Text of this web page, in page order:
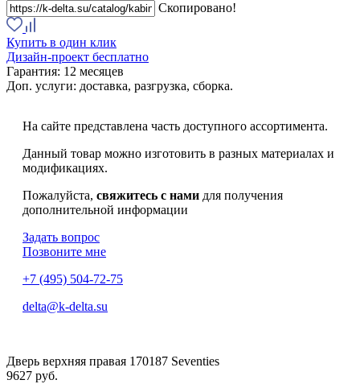
Скопировано!
Купить в один клик
Дизайн-проект бесплатно
Гарантия: 12 месяцев
Доп. услуги: доставка, разгрузка, сборка.
На сайте представлена часть доступного ассортимента.
Данный товар можно изготовить в разных материалах и
модификациях.
Пожалуйста, свяжитесь с нами для получения
дополнительной информации
Задать вопрос
Позвоните мне
+7 (495) 504-72-75
delta@k-delta.su
Дверь верхняя правая 170187 Seventies
9627 руб.